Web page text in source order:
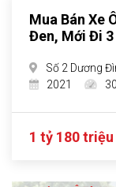
Mua Bán Xe
Đen, Mới Đi 3
Số 2 Dương
2021
1 tỷ 180 triệu